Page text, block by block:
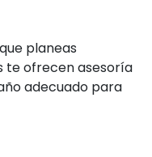
planeas
te ofrecen asesoría
adecuado para